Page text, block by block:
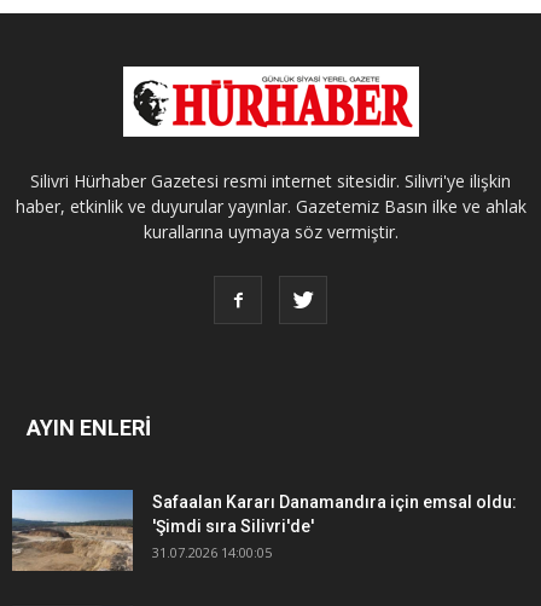
Silivri Hürhaber Gazetesi resmi internet sitesidir. Silivri'ye ilişkin
haber, etkinlik ve duyurular yayınlar. Gazetemiz Basın ilke ve ahlak
kurallarına uymaya söz vermiştir.
AYIN ENLERİ
Safaalan Kararı Danamandıra için emsal oldu:
'Şimdi sıra Silivri'de'
31.07.2026 14:00:05